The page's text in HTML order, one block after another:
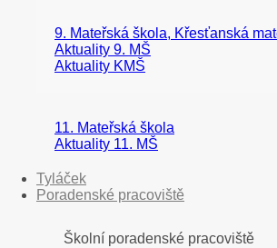
9. Mateřská škola, Křesťanská
Aktuality 9. MŠ
Aktuality KMŠ
11. Mateřská škola
Aktuality 11. MŠ
Tyláček
Poradenské pracoviště
Školní poradenské pracoviště